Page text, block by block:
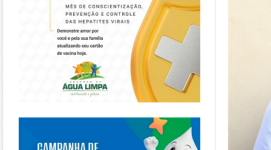
https://piracanjuba.go.gov.br/